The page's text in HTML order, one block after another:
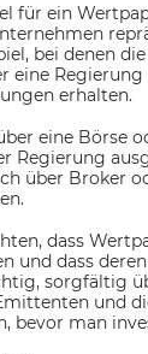
für ein
bei denen
eine
erhalten.
eine Börse
Regierung
über Broker
dass
und dass
sorgfältig
und
bevor man